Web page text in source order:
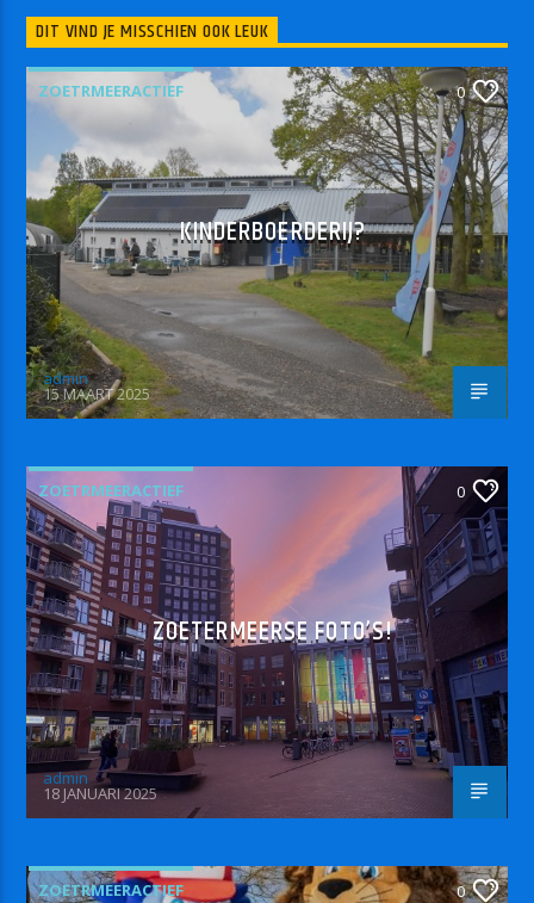
DIT VIND JE MISSCHIEN OOK LEUK
ZOETRMEERACTIEF 0
KINDERBOERDERIJ?
admin
15 MAART 2025
ZOETRMEERACTIEF 0
ZOETERMEERSE FOTO’S!
admin
18 JANUARI 2025
ZOETRMEERACTIEF 0